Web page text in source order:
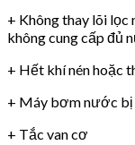
+ Không thay lõi
không cung cấp đủ
+ Hết khí nén hoặc
+ Máy bơm nước bị
+ Tắc van cơ